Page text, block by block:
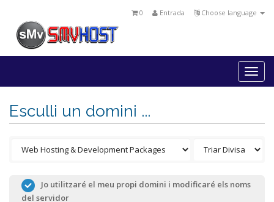
Choose language
Entrada
0
Esculli un domini ...
Jo utilitzaré el meu propi domini i modificaré els noms
del servidor